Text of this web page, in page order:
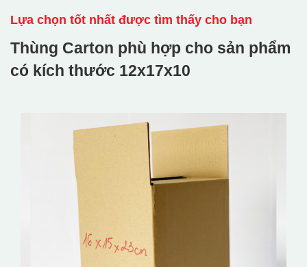
Lựa chọn tốt nhất được tìm thấy cho bạn
Thùng Carton phù hợp cho sản phẩm
có kích thước 12x17x10